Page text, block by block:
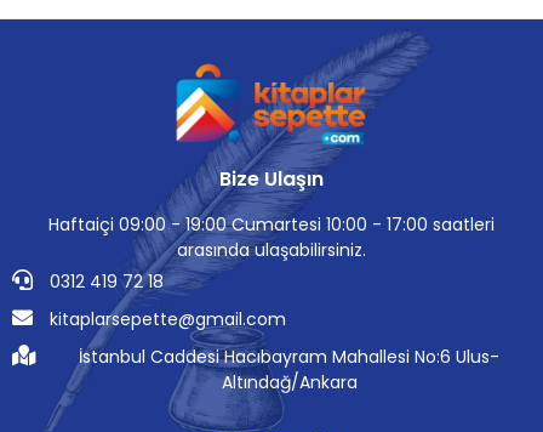
Bize Ulaşın
Haftaiçi 09:00 - 19:00 Cumartesi 10:00 - 17:00 saatleri
arasında ulaşabilirsiniz.
0312 419 72 18
kitaplarsepette@gmail.com
İstanbul Caddesi Hacıbayram Mahallesi No:6 Ulus-
Altındağ/Ankara